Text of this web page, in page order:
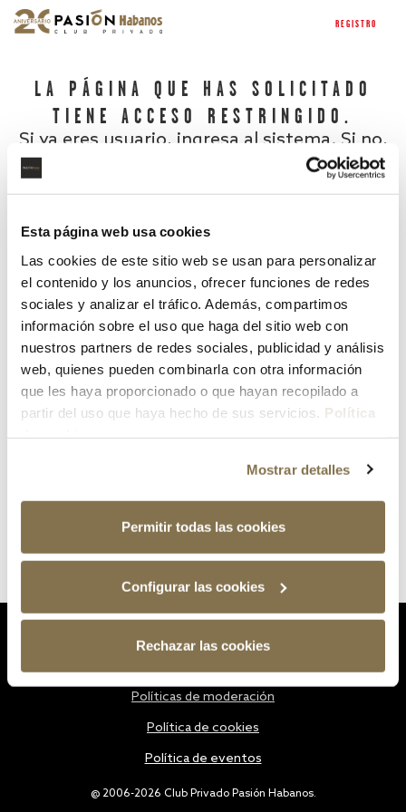
Esta página web usa cookies
Las cookies de este sitio web se usan para personalizar
el contenido y los anuncios, ofrecer funciones de redes
sociales y analizar el tráfico. Además, compartimos
información sobre el uso que haga del sitio web con
nuestros partners de redes sociales, publicidad y análisis
web, quienes pueden combinarla con otra información
que les haya proporcionado o que hayan recopilado a
partir del uso que haya hecho de sus servicios. Política
Mostrar detalles
Permitir todas las cookies
Configurar las cookies
Rechazar las cookies
REGISTRO
LA PÁGINA QUE HAS SOLICITADO
TIENE ACCESO RESTRINGIDO.
Si ya eres usuario, ingresa al sistema. Si no,
¿Has olvidado tu contraseña?
@ 2006-2026 Club Privado Pasión Habanos.
Políticas de moderación
Política de cookies
Política de eventos